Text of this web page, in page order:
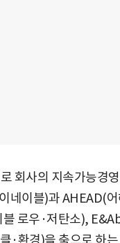
회사의 지속가능경
네이블)과 AHEAD(어
로우·저탄소),
·환경)을 축으로 하는